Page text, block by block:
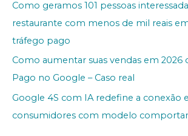
Como geramos 101 pessoas
restaurante com menos de mil reais
tráfego pago
Como aumentar suas vendas em 2026
Pago no Google – Caso real
Google 4S com IA redefine a conexão
consumidores com modelo